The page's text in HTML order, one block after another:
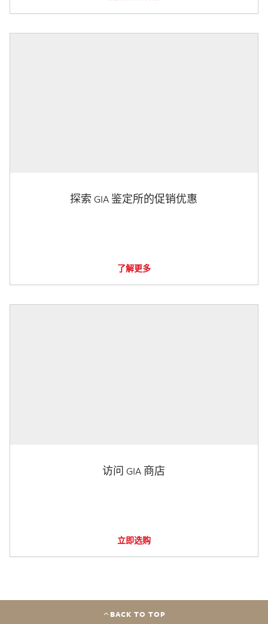
探索 GIA 鉴定所的促销优惠
了解更多
访问 GIA 商店
立即选购
BACK TO TOP